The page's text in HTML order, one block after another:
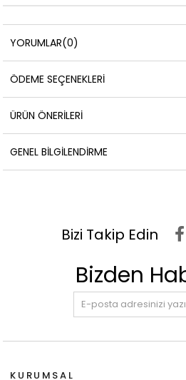
YORUMLAR(0)
ÖDEME SEÇENEKLERI
ÜRÜN ÖNERILERI
GENEL BILGILENDIRME
Bizi Takip Edin
Bizden
KURUMSAL